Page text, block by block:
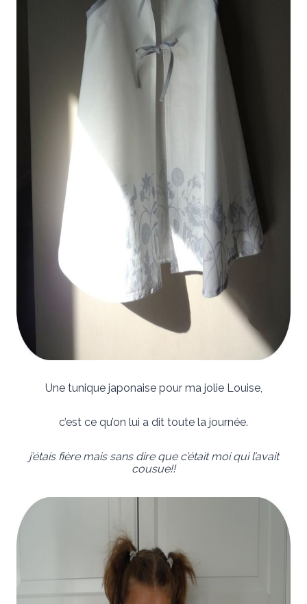
Une tunique japonaise pour ma jolie Louise,
c’est ce qu’on lui a dit toute la journée.
j’étais fière mais sans dire que c’était moi qui l’avait
cousue!!